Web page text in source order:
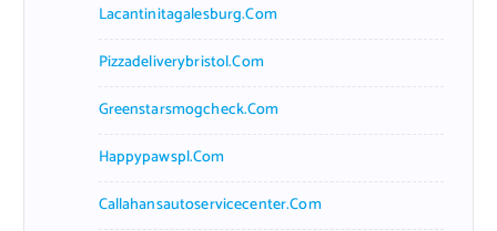
Lacantinitagalesburg.com
Pizzadeliverybristol.com
Greenstarsmogcheck.com
Happypawspl.com
Callahansautoservicecenter.com